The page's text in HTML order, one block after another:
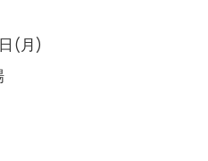
(月)